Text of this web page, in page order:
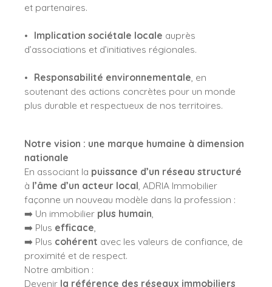
et partenaires.
Implication sociétale locale auprès
d’associations et d’initiatives régionales.
Responsabilité environnementale, en
soutenant des actions concrètes pour un monde
plus durable et respectueux de nos territoires.
Notre vision : une marque humaine à dimension
nationale
En associant la puissance d’un réseau structuré
à l’âme d’un acteur local, ADRIA Immobilier
façonne un nouveau modèle dans la profession :
➡️ Un immobilier plus humain,
➡️ Plus efficace,
➡️ Plus cohérent avec les valeurs de confiance, de
proximité et de respect.
Notre ambition :
Devenir la référence des réseaux immobiliers